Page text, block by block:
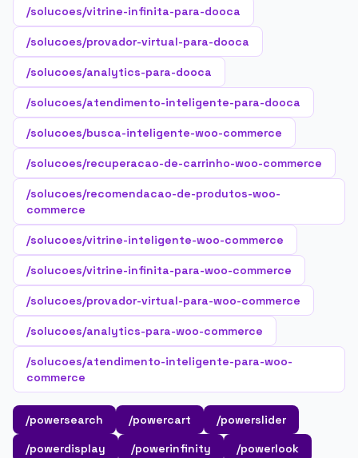
/solucoes/vitrine-infinita-para-dooca
/solucoes/provador-virtual-para-dooca
/solucoes/analytics-para-dooca
/solucoes/atendimento-inteligente-para-dooca
/solucoes/busca-inteligente-woo-commerce
/solucoes/recuperacao-de-carrinho-woo-commerce
/solucoes/recomendacao-de-produtos-woo-
commerce
/solucoes/vitrine-inteligente-woo-commerce
/solucoes/vitrine-infinita-para-woo-commerce
/solucoes/provador-virtual-para-woo-commerce
/solucoes/analytics-para-woo-commerce
/solucoes/atendimento-inteligente-para-woo-
commerce
/powersearch /powercart
/powerslider
/powerdisplay
/powerinfinity /powerlook